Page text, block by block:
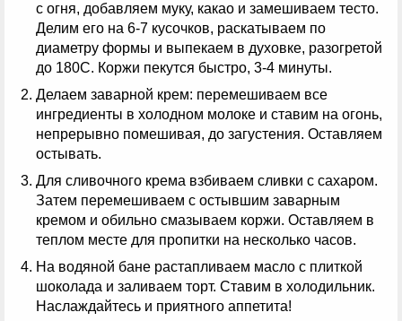
с огня, добавляем муку, какао и замешиваем тесто.
Делим его на 6-7 кусочков, раскатываем по
диаметру формы и выпекаем в духовке, разогретой
до 180С. Коржи пекутся быстро, 3-4 минуты.
Делаем заварной крем: перемешиваем все
ингредиенты в холодном молоке и ставим на огонь,
непрерывно помешивая, до загустения. Оставляем
остывать.
Для сливочного крема взбиваем сливки с сахаром.
Затем перемешиваем с остывшим заварным
кремом и обильно смазываем коржи. Оставляем в
теплом месте для пропитки на несколько часов.
На водяной бане растапливаем масло с плиткой
шоколада и заливаем торт. Ставим в холодильник.
Наслаждайтесь и приятного аппетита!